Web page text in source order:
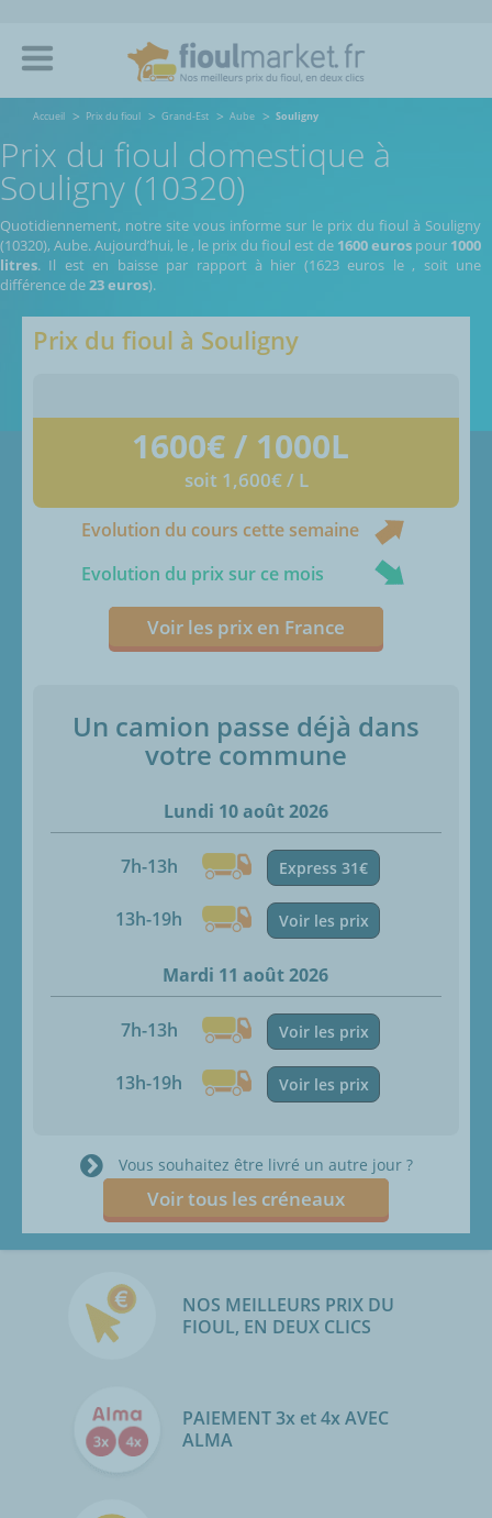
Accueil Prix du fioul Grand-Est Aube Souligny
Prix du fioul domestique à
Souligny (10320)
Quotidiennement, notre site vous informe sur le prix du fioul à Souligny
(10320), Aube.Aujourd’hui, le, le prix du fioul est de 1600 euros pour 1000
litres. Il est en baisse par rapport à hier (1623 euros le, soit une
différence de23 euros).
Prix du fioul à Souligny
1600€ / 1000L
soit 1,600€ / L
Evolution du cours cette semaine
Evolution du prix sur ce mois
Voir les prix en France
Un camion passe déjà dans
votre commune
Lundi 10 août 2026
7h-13h Express 31€
13h-19h Voir les prix
Mardi 11 août 2026
7h-13h Voir les prix
13h-19h Voir les prix
Vous souhaitez être livré un autre jour ?
Voir tous les créneaux
NOS MEILLEURS PRIX DU
FIOUL, EN DEUX CLICS
PAIEMENT 3x et 4x AVEC
ALMA